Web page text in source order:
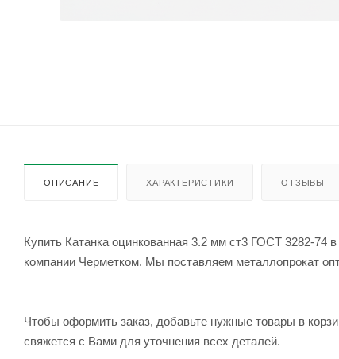
ОПИСАНИЕ ХАРАКТЕРИСТИКИ ОТЗЫВЫ
Купить Катанка оцинкованная 3.2 мм ст3 ГОСТ 3282-74
компании Черметком. Мы поставляем металлопрокат
Чтобы оформить заказ, добавьте нужные товары в
свяжется с Вами для уточнения всех деталей.